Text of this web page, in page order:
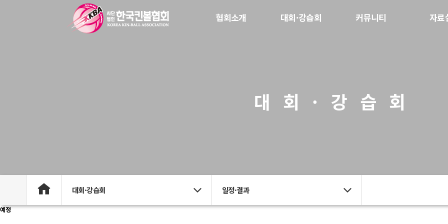
협회소개 대회·강습회 커뮤니티 자료
대회·강습회
대회·강습회 일정·결과
예정